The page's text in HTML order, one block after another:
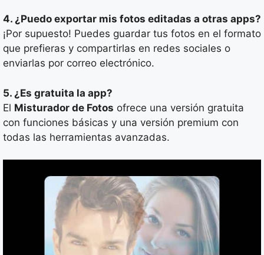
4. ¿Puedo exportar mis fotos editadas a otras apps?
¡Por supuesto! Puedes guardar tus fotos en el formato
que prefieras y compartirlas en redes sociales o
enviarlas por correo electrónico.
5. ¿Es gratuita la app?
El Misturador de Fotos ofrece una versión gratuita
con funciones básicas y una versión premium con
todas las herramientas avanzadas.